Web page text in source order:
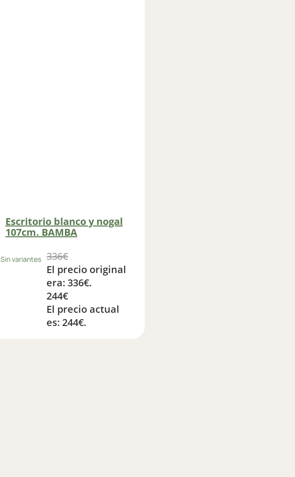
Escritorio blanco y nogal
107cm. BAMBA
Sin variantes 336€
El precio original
era: 336€.
244€
El precio actual
es: 244€.